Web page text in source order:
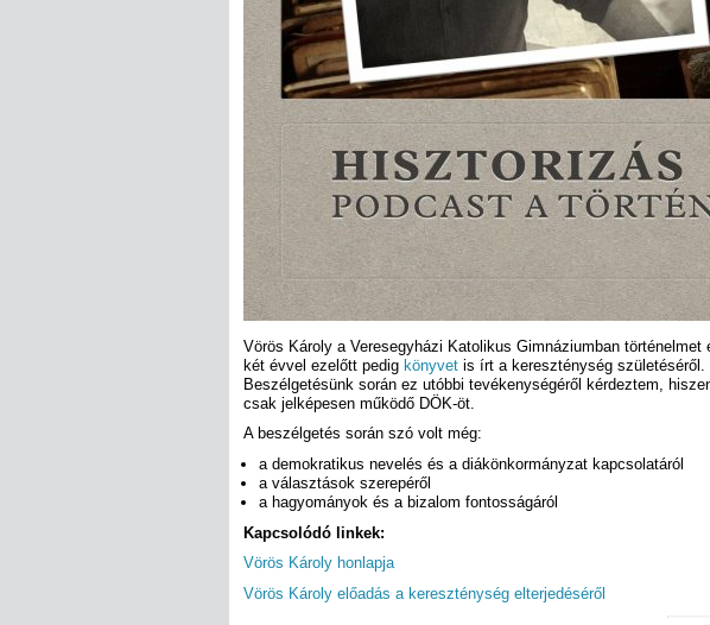
Vörös Károly a Veresegyházi Katolikus Gimnáziumban
két évvel ezelőtt pedig könyvet is írt a kereszténység születéséről.
Beszélgetésünk során ez utóbbi tevékenységéről kérdeztem,
csak jelképesen működő DÖK-öt.
A beszélgetés során szó volt még:
a demokratikus nevelés és a diákönkormányzat kapcsolatáról
a választások szerepéről
a hagyományok és a bizalom fontosságáról
Kapcsolódó linkek:
Vörös Károly honlapja
Vörös Károly előadás a kereszténység elterjedéséről